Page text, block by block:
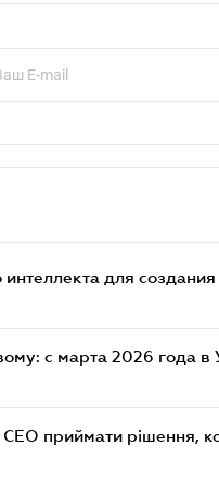
интеллекта для
с марта 2026 года в
СЕО приймати рішення,